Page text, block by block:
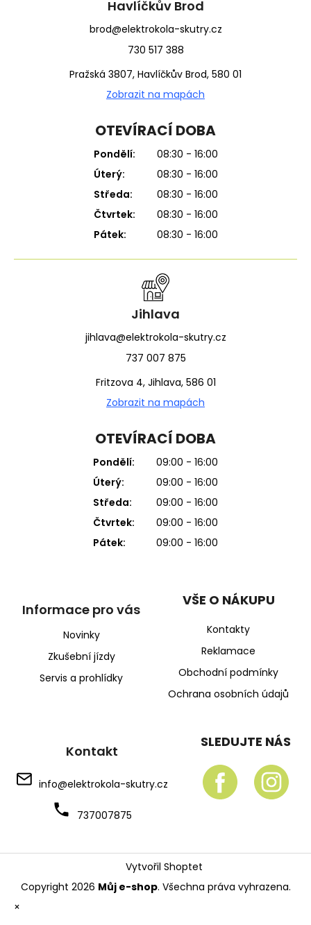
Havlíčkův Brod
brod@elektrokola-skutry.cz
730 517 388
Pražská 3807, Havlíčkův Brod, 580 01
Zobrazit na mapách
OTEVÍRACÍ DOBA
Pondělí:
08:30 - 16:00
Úterý:
08:30 - 16:00
Středa:
08:30 - 16:00
Čtvrtek:
08:30 - 16:00
Pátek:
08:30 - 16:00
Jihlava
jihlava@elektrokola-skutry.cz
737 007 875
Fritzova 4, Jihlava, 586 01
Zobrazit na mapách
OTEVÍRACÍ DOBA
Pondělí:
09:00 - 16:00
Úterý:
09:00 - 16:00
Středa:
09:00 - 16:00
Čtvrtek:
09:00 - 16:00
Pátek:
09:00 - 16:00
Informace pro vás
Novinky
Zkušební jízdy
Servis a prohlídky
VŠE O NÁKUPU
Kontakty
Reklamace
Obchodní podmínky
Ochrana osobních údajů
Kontakt
info@elektrokola-skutry.cz
737007875
SLEDUJTE NÁS
Vytvořil Shoptet
Copyright 2026 Můj e-shop. Všechna práva vyhrazena.
×